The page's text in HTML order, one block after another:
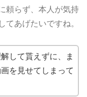
頼らず、本人が気持
てあげたいですね。
して貰えずに、ま
を見せてしまって